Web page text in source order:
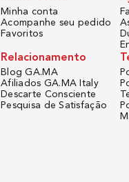
A praticidade de uma
precisa alternar entre
Além disso, a escova
Adquira a Sua Escova
Não perca a chance
incríveis e sinta-se
A Gama Italy é
Minha conta
Acompanhe seu pedido
Favoritos
Relacionamento
Blog GA.MA
Afiliados GA.MA Italy
Descarte Consciente
Pesquisa de Satisfação